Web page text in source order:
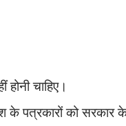
चाहिए।
को सरकार के